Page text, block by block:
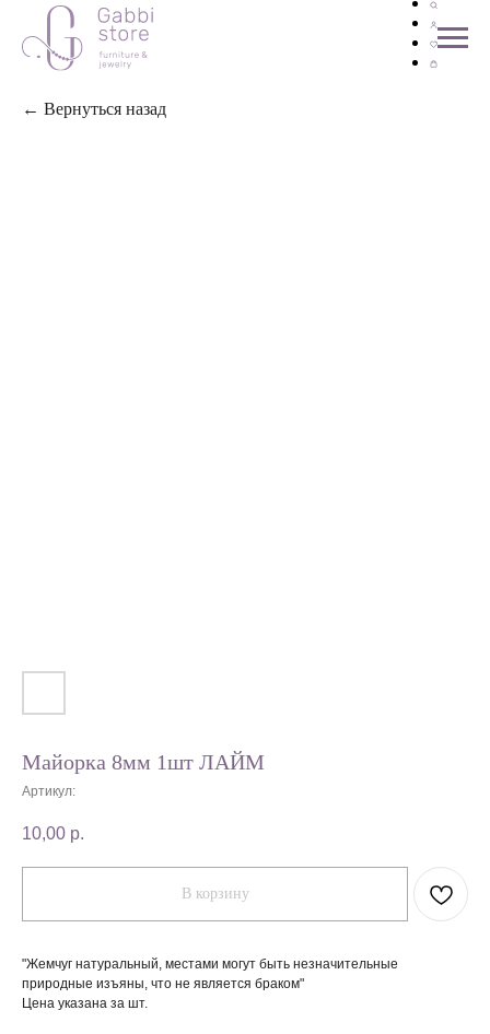
← Вернуться назад
Майорка 8мм 1шт ЛАЙМ
Артикул:
10,00 р.
В корзину
"Жемчуг натуральный, местами могут быть незначительные
природные изъяны, что не является браком"
Цена указана за шт.